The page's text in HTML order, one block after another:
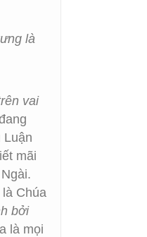
là
vai
Luận
mãi
Chúa
bởi
là mọi